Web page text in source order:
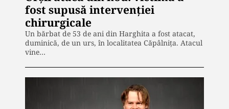
fost supusă intervenției
chirurgicale
Un bărbat de 53 de ani din Harghita a fost atacat,
duminică, de un urs, în localitatea Căpâlnița. Atacul
vine…